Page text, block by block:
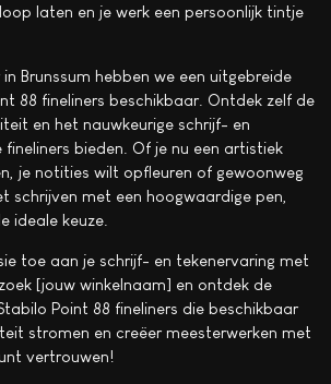
laten en je werk een persoonlijk tintje
Brunssum hebben we een uitgebreide
88 fineliners beschikbaar. Ontdek zelf de
en het nauwkeurige schrijf- en
bieden. Of je nu een artistiek
je notities wilt opfleuren of gewoonweg
schrijven met een hoogwaardige pen,
ideale keuze.
toe aan je schrijf- en tekenervaring met
[jouw winkelnaam] en ontdek de
Point 88 fineliners die beschikbaar
stromen en creëer meesterwerken met
vertrouwen!